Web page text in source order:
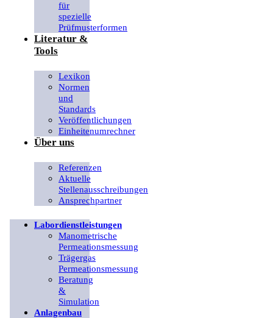
für
spezielle
Prüfmusterformen
Literatur &
Tools
Lexikon
Normen
und
Standards
Veröffentlichungen
Einheitenumrechner
Über uns
Referenzen
Aktuelle
Stellenausschreibungen
Ansprechpartner
Labordienstleistungen
Manometrische
Permeationsmessung
Trägergas
Permeationsmessung
Beratung
&
Simulation
Anlagenbau